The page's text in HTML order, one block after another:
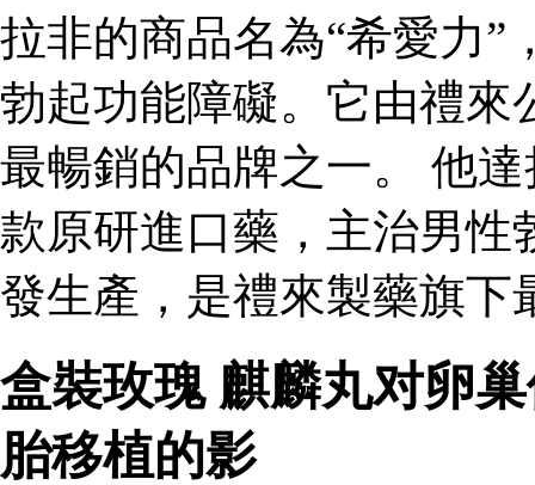
拉非的商品名為“希愛力”
勃起功能障礙。它由禮來
最暢銷的品牌之一。 他
款原研進口藥，主治男性
發生產，是禮來製藥旗下
盒裝玫瑰 麒麟丸对卵
胎移植的影